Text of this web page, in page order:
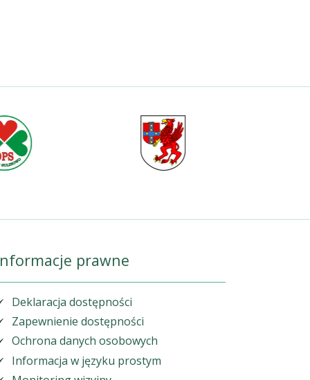
prawne
Deklaracja dostępności
Zapewnienie dostępności
Ochrona danych osobowych
Informacja w języku prostym